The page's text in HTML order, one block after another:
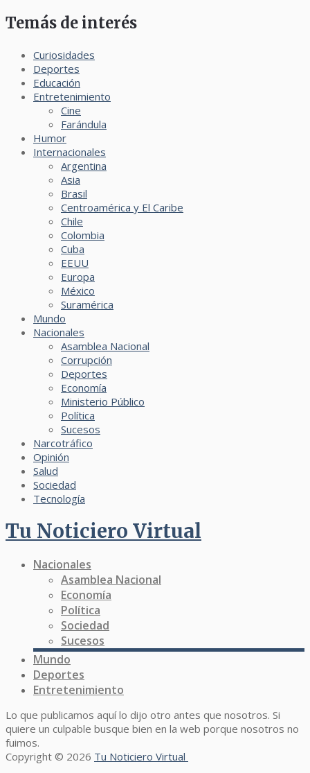
Temás de interés
Curiosidades
Deportes
Educación
Entretenimiento
Cine
Farándula
Humor
Internacionales
Argentina
Asia
Brasil
Centroamérica y El Caribe
Chile
Colombia
Cuba
EEUU
Europa
México
Suramérica
Mundo
Nacionales
Asamblea Nacional
Corrupción
Deportes
Economía
Ministerio Público
Política
Sucesos
Narcotráfico
Opinión
Salud
Sociedad
Tecnología
Tu Noticiero Virtual
Nacionales
Asamblea Nacional
Economía
Política
Sociedad
Sucesos
Mundo
Deportes
Entretenimiento
Lo que publicamos aquí lo dijo otro antes que nosotros. Si
quiere un culpable busque bien en la web porque nosotros no
fuimos.
Copyright © 2026 Tu Noticiero Virtual